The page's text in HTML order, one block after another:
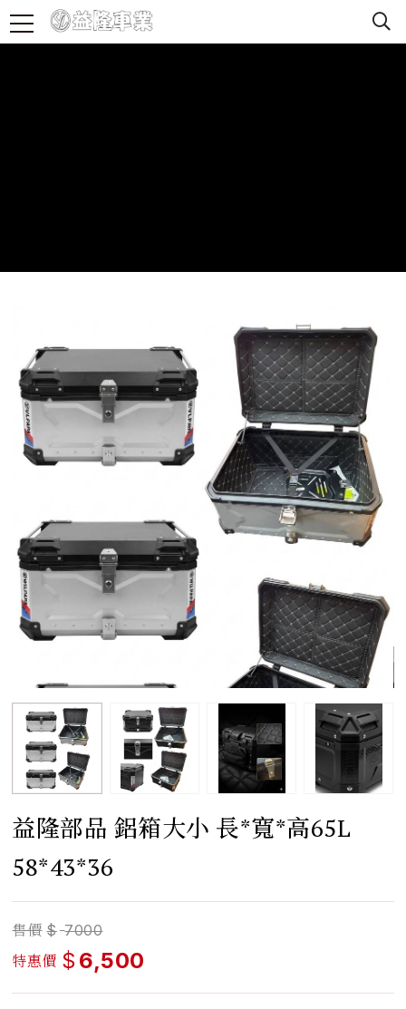
益隆部品 鋁箱大小 長*寬*高65L
58*43*36
售價 $ 7000
特惠價 $ 6,500